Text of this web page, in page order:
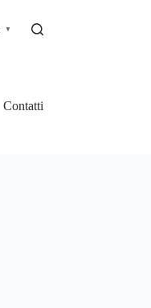
▼
Contatti